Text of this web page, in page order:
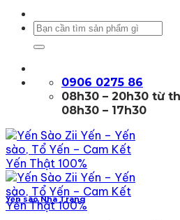
Tìm
0906 0275 86
08h30 – 20h30 từ
08h30 – 17h30
Yến sào Nha Trang